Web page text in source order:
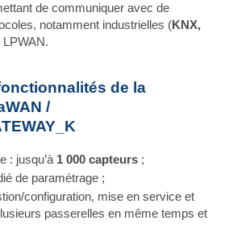
de communiquer avec de
notamment industrielles (KNX,
de la
/
: jusqu’à 1 000 capteurs ;
de paramétrage ;
configuration, mise en service et
passerelles en même temps et